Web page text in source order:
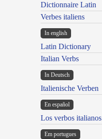
Dictionnaire Latin
Verbes italiens
In english
Latin Dictionary
Italian Verbs
In Deutsch
Italienische Verben
En español
Los verbos italianos
Em portugues